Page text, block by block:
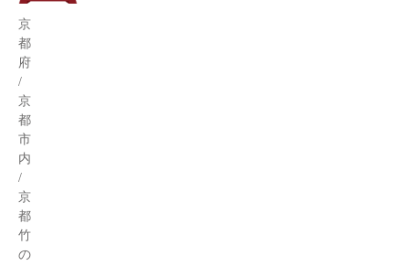
京
都
府
/
京
都
市
内
/
京
都
竹
の